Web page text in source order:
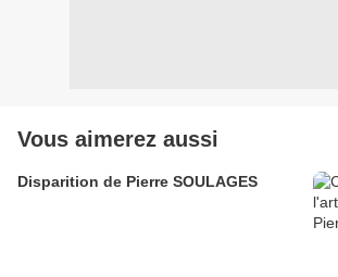
Vous aimerez aussi
Disparition de Pierre SOULAGES